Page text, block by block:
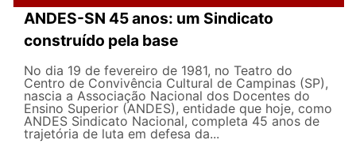
ANDES-SN 45 anos: um Sindicato
construído pela base
No dia 19 de fevereiro de 1981, no Teatro do
Centro de Convivência Cultural de Campinas (SP),
nascia a Associação Nacional dos Docentes do
Ensino Superior (ANDES), entidade que hoje, como
ANDES Sindicato Nacional, completa 45 anos de
trajetória de luta em defesa da...